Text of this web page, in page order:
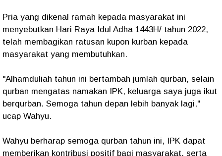
Pria yang dikenal ramah kepada masyarakat ini
menyebutkan Hari Raya Idul Adha 1443H/ tahun 2022,
telah membagikan ratusan kupon kurban kepada
masyarakat yang membutuhkan.
"Alhamduliah tahun ini bertambah jumlah qurban, selain
qurban mengatas namakan IPK, keluarga saya juga ikut
berqurban. Semoga tahun depan lebih banyak lagi,"
ucap Wahyu.
Wahyu berharap semoga qurban tahun ini, IPK dapat
memberikan kontribusi positif bagi masyarakat, serta